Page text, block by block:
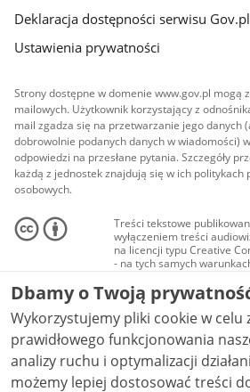
Deklaracja dostępności serwisu Gov.pl
Ustawienia prywatności
Strony dostępne w domenie www.gov.pl mogą
mailowych. Użytkownik korzystający z
mail zgadza się na przetwarzanie jego danych
dobrowolnie podanych danych w wiadomości)
odpowiedzi na przesłane pytania. Szczegóły
każdą z jednostek znajdują się w ich
osobowych.
Treści tekstowe
wyłączeniem treści
na licencji typu Creative
- na tych samych
Materiały audiowizualne,
audio i wideo, są
Creative Commons:
niekomercyjne - bez
NC-ND 4.0), o ile nie jest to
Dbamy o Twoją
Wykorzystujemy pliki cookie w celu
prawidłowego funkcjonowania
analizy ruchu i optymalizacji działania
możemy lepiej dostosować treści